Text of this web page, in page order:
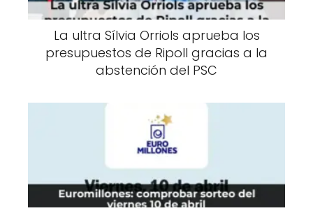
La ultra Sílvia Orriols aprueba los
presupuestos de Ripoll gracias a la
abstención del PSC